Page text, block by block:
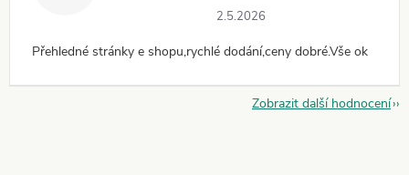
2.5.2026
Přehledné stránky e shopu,rychlé dodání,ceny dobré.Vše ok
Zobrazit další hodnocení